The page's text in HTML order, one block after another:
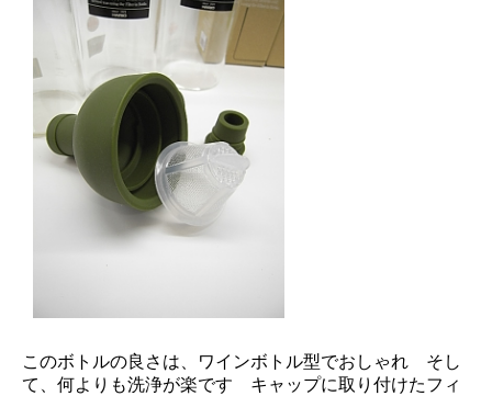
このボトルの良さは、ワインボトル型でおしゃれ そし
て、何よりも洗浄が楽です キャップに取り付けたフィ